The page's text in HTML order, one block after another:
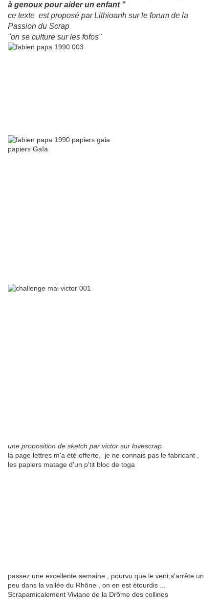
à genoux pour aider un enfant "
ce texte est proposé par Lithioanh sur le forum de la
Passion du Scrap
"on se culture sur les fofos"
papiers Gaîa
une proposition de sketch par victor sur lovescrap
la page lettres m'a été offerte, je ne connais pas le fabricant ,
les papiers matage d'un p'tit bloc de toga
passez une excellente semaine , pourvu que le vent s'arrête un
peu dans la vallée du Rhône , on en est étourdis ...
Scrapamicalement Viviane de la Drôme des collines